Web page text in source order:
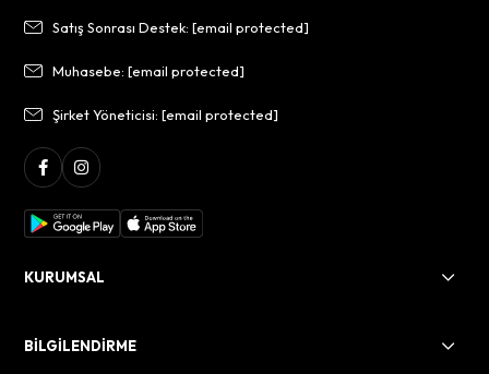
Satış Sonrası Destek:[email protected]
Muhasebe:[email protected]
Şirket Yöneticisi:[email protected]
KURUMSAL
BİLGİLENDİRME